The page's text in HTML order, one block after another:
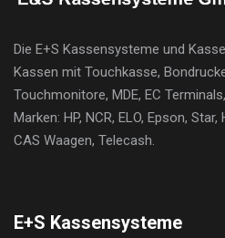
Die E+S Kassensysteme und
Kassen mit Touchkasse,
Touchmonitore, MDE, EC
Marken: HP, NCR, ELO, Epson,
CAS Waagen, Telecash.
E+S Kassensysteme